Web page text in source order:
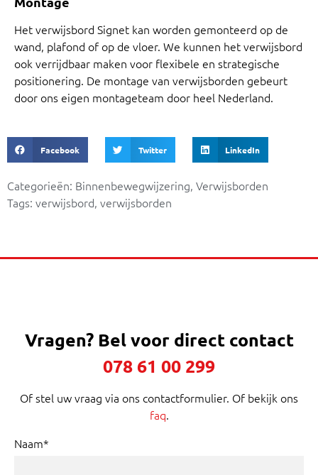
Het verwijsbord Signet kan worden gemonteerd op de
wand, plafond of op de vloer. We kunnen het verwijsbord
ook verrijdbaar maken voor flexibele en strategische
positionering. De montage van verwijsborden gebeurt
door ons eigen montageteam door heel Nederland.
Facebook Twitter LinkedIn
Categorieën: Binnenbewegwijzering, Verwijsborden
Tags: verwijsbord, verwijsborden
Vragen? Bel voor direct contact
078 61 00 299
Of stel uw vraag via ons contactformulier. Of bekijk ons
faq.
Naam*